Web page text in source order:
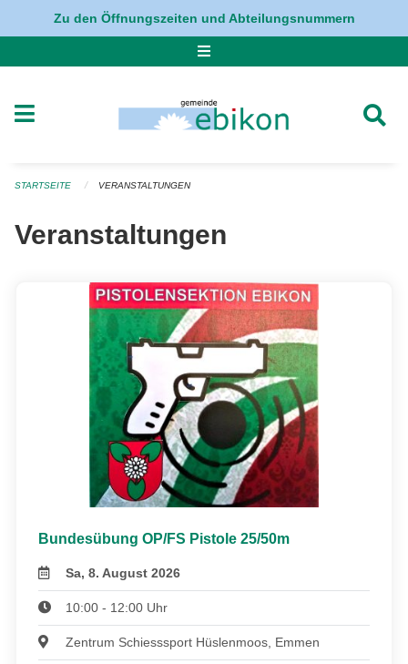
Navigation überspringen
Zu den Öffnungszeiten und Abteilungsnummern
STARTSEITE VERANSTALTUNGEN
Veranstaltungen
Bundesübung OP/FS Pistole 25/50m
Sa, 8. August 2026
10:00 - 12:00 Uhr
Zentrum Schiesssport Hüslenmoos, Emmen